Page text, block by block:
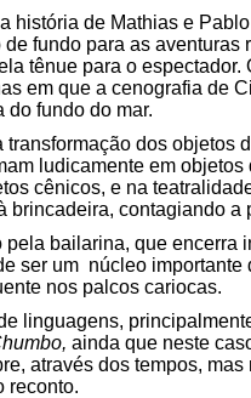
história de Mathias e
fundo para as
tênue para o
em que a cenografia de
do fundo do mar.
transformação dos
ludicamente em
cênicos, e na
brincadeira, contagiando
bailarina, que
ser um núcleo
nos palcos cariocas.
linguagens,
ainda que neste
através dos tempos,
reconto.